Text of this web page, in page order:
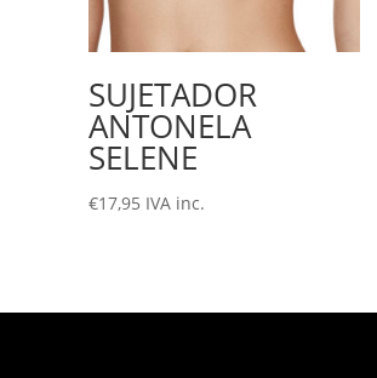
SUJETADOR
ANTONELA
SELENE
€17,95 IVA inc.